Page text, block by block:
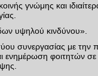
γνώμης και
υψηλού κινδύνου».
συνεργασίας με την
ενημέρωση φοιτητών